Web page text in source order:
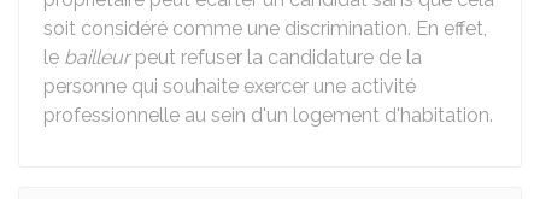
soit considéré comme une discrimination. En effet,
le bailleurpeut refuser la candidature de la
personne qui souhaite exercer une activité
professionnelle au sein d'un logement d'habitation.